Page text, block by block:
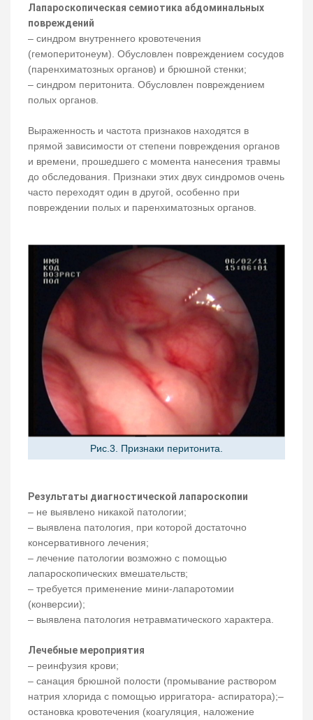
Лапароскопическая семиотика абдоминальных
повреждений
– синдром внутреннего кровотечения
(гемоперитонеум). Обусловлен повреждением сосудов
(паренхиматозных органов) и брюшной стенки;
– синдром перитонита. Обусловлен повреждением
полых органов.
Выраженность и частота признаков находятся в
прямой зависимости от степени повреждения органов
и времени, прошедшего с момента нанесения травмы
до обследования. Признаки этих двух синдромов очень
часто переходят один в другой, особенно при
повреждении полых и паренхиматозных органов.
Рис.3. Признаки перитонита.
Результаты диагностической лапароскопии
– не выявлено никакой патологии;
– выявлена патология, при которой достаточно
консервативного лечения;
– лечение патологии возможно с помощью
лапароскопических вмешательств;
– требуется применение мини-лапаротомии
(конверсии);
– выявлена патология нетравматического характера.
Лечебные мероприятия
– реинфузия крови;
– санация брюшной полости (промывание раствором
натрия хлорида с помощью ирригатора- аспиратора);–
остановка кровотечения (коагуляция, наложение